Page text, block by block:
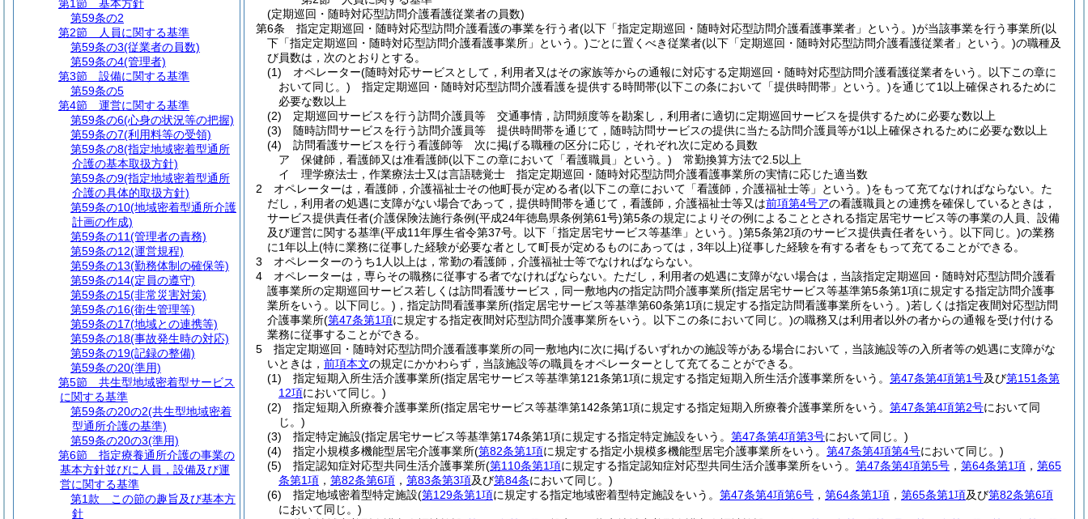
(定期巡回・随時対応型訪問介護看護従業者の員数)
第6条
指定定期巡回・随時対応型訪問介護看護の事業を行う者(以下「指定定期巡回・随時対応型訪問介護看護事業者」という。)が当該事業を行う事業所(以
下「指定定期巡回・随時対応型訪問介護看護事業所」という。)ごとに置くべき従業者(以下「定期巡回・随時対応型訪問介護看護従業者」という。)の職種及
び員数は，次のとおりとする。
(1)
オペレーター(随時対応サービスとして，利用者又はその家族等からの通報に対応する定期巡回・随時対応型訪問介護看護従業者をいう。以下この章に
おいて同じ。) 指定定期巡回・随時対応型訪問介護看護を提供する時間帯(以下この条において「提供時間帯」という。)を通じて1以上確保されるために
必要な数以上
(2)
定期巡回サービスを行う訪問介護員等 交通事情，訪問頻度等を勘案し，利用者に適切に定期巡回サービスを提供するために必要な数以上
(3)
随時訪問サービスを行う訪問介護員等 提供時間帯を通じて，随時訪問サービスの提供に当たる訪問介護員等が1以上確保されるために必要な数以上
(4)
訪問看護サービスを行う看護師等 次に掲げる職種の区分に応じ，それぞれ次に定める員数
ア
保健師，看護師又は准看護師(以下この章において「看護職員」という。) 常勤換算方法で2.5以上
イ
理学療法士，作業療法士又は言語聴覚士 指定定期巡回・随時対応型訪問介護看護事業所の実情に応じた適当数
2
オペレーターは，看護師，介護福祉士その他町長が定める者(以下この章において「看護師，介護福祉士等」という。)をもって充てなければならない。 た
だし，利用者の処遇に支障がない場合であって，提供時間帯を通じて，看護師，介護福祉士等又は前項第4号アの看護職員との連携を確保しているときは，
サービス提供責任者(介護保険法施行条例(平成24年徳島県条例第61号)第5条の規定によりその例によることとされる指定居宅サービス等の事業の人員、設備
及び運営に関する基準(平成11年厚生省令第37号。以下「指定居宅サービス等基準」という。)第5条第2項のサービス提供責任者をいう。以下同じ。)の業務
に1年以上(特に業務に従事した経験が必要な者として町長が定めるものにあっては，3年以上)従事した経験を有する者をもって充てることができる。
3
オペレーターのうち1人以上は，常勤の看護師，介護福祉士等でなければならない。
4
オペレーターは，専らその職務に従事する者でなければならない。 ただし，利用者の処遇に支障がない場合は，当該指定定期巡回・随時対応型訪問介護看
護事業所の定期巡回サービス若しくは訪問看護サービス，同一敷地内の指定訪問介護事業所(指定居宅サービス等基準第5条第1項に規定する指定訪問介護事
業所をいう。以下同じ。) ，指定訪問看護事業所(指定居宅サービス等基準第60条第1項に規定する指定訪問看護事業所をいう。)若しくは指定夜間対応型訪問
介護事業所(第47条第1項に規定する指定夜間対応型訪問介護事業所をいう。以下この条において同じ。)の職務又は利用者以外の者からの通報を受け付ける
業務に従事することができる。
5
指定定期巡回・随時対応型訪問介護看護事業所の同一敷地内に次に掲げるいずれかの施設等がある場合において，当該施設等の入所者等の処遇に支障がな
いときは， 前項本文の規定にかかわらず，当該施設等の職員をオペレーターとして充てることができる。
(1)
指定短期入所生活介護事業所(指定居宅サービス等基準第121条第1項に規定する指定短期入所生活介護事業所をいう。 第47条第4項第1号及び第151条第
12項において同じ。)
(2)
指定短期入所療養介護事業所(指定居宅サービス等基準第142条第1項に規定する指定短期入所療養介護事業所をいう。 第47条第4項第2号において同
じ。)
(3)
指定特定施設(指定居宅サービス等基準第174条第1項に規定する指定特定施設をいう。 第47条第4項第3号において同じ。)
(4)
指定小規模多機能型居宅介護事業所(第82条第1項に規定する指定小規模多機能型居宅介護事業所をいう。 第47条第4項第4号において同じ。)
(5)
指定認知症対応型共同生活介護事業所(第110条第1項に規定する指定認知症対応型共同生活介護事業所をいう。 第47条第4項第5号 ， 第64条第1項 ， 第65
条第1項 ， 第82条第6項 ， 第83条第3項及び第84条において同じ。)
(6)
指定地域密着型特定施設(第129条第1項に規定する指定地域密着型特定施設をいう。 第47条第4項第6号 ， 第64条第1項 ， 第65条第1項及び第82条第6項
において同じ。)
第1節
基本方針
第59条の2
第2節
人員に関する基準
第59条の3(従業者の員数)
第59条の4(管理者)
第3節
設備に関する基準
第59条の5
第4節
運営に関する基準
第59条の6(心身の状況等の把握)
第59条の7(利用料等の受領)
第59条の8(指定地域密着型通所
介護の基本取扱方針)
第59条の9(指定地域密着型通所
介護の具体的取扱方針)
第59条の10(地域密着型通所介護
計画の作成)
第59条の11(管理者の責務)
第59条の12(運営規程)
第59条の13(勤務体制の確保等)
第59条の14(定員の遵守)
第59条の15(非常災害対策)
第59条の16(衛生管理等)
第59条の17(地域との連携等)
第59条の18(事故発生時の対応)
第59条の19(記録の整備)
第59条の20(準用)
第5節
共生型地域密着型サービス
に関する基準
第59条の20の2(共生型地域密着
型通所介護の基準)
第59条の20の3(準用)
第6節
指定療養通所介護の事業の
基本方針並びに人員，設備及び運
営に関する基準
第1款
この節の趣旨及び基本方
針